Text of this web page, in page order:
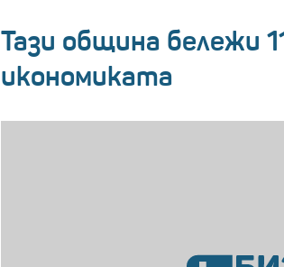
Тази община бележи
икономиката